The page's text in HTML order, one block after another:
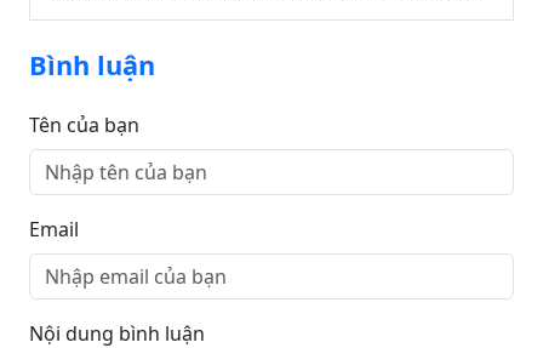
Bình luận
Tên của bạn
Email
Nội dung bình luận